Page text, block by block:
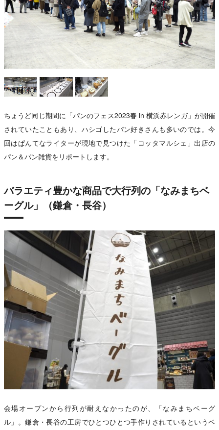
ちょうど同じ期間に「パンのフェス2023春 in 横浜赤レンガ」が開催
されていたこともあり、ハシゴしたパン好きさんも多いのでは。今
回はぱんてなライターが現地で見つけた「コッタマルシェ」出店の
パン＆パン雑貨をリポートします。
バラエティ豊かな商品で大行列の「なみまちベ
ーグル」（鎌倉・長谷）
会場オープンから行列が耐えなかったのが、「なみまちベーグ
ル」。鎌倉・長谷の工房でひとつひとつ手作りされているというベ